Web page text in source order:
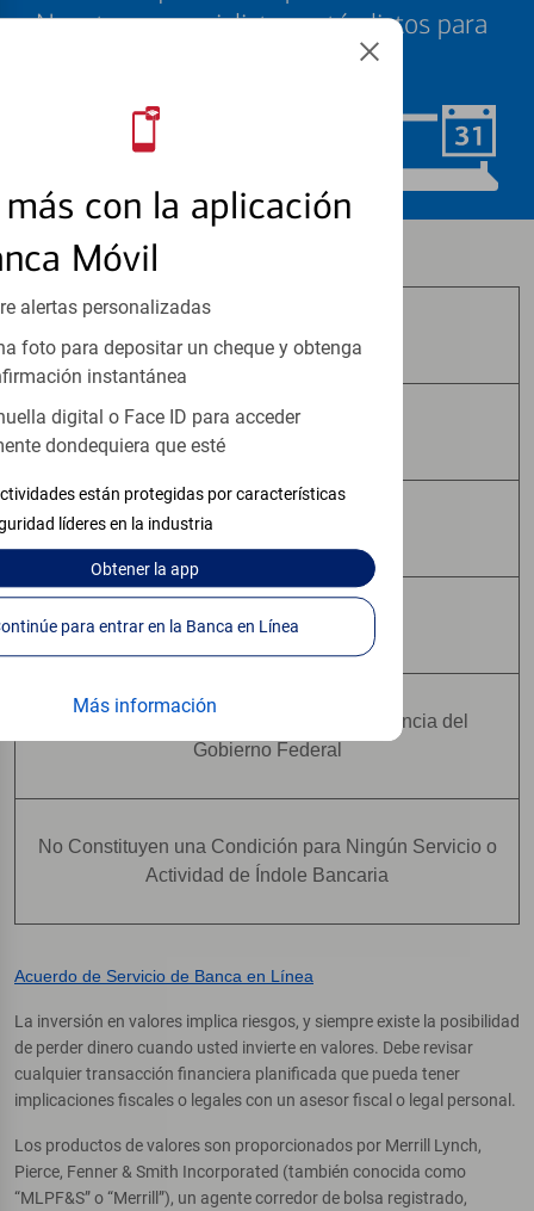
con la aplicación
Móvil
alertas personalizadas
foto para depositar un cheque y obtenga
instantánea
digital o Face ID para acceder
dondequiera que esté
están protegidas por características
líderes en la industria
Obtenerla app
Continúe para entrar en la Banca en Línea
Más información
Nuestros especialistas están listos para
Programar ahora
Los productos de inversión y seguros:
No Tienen Garantía Bancaria
Pueden Perder Valor
No Constituyen Depósitos
No Están Asegurados Por Ninguna Agencia del
Gobierno Federal
No Constituyen una Condición para Ningún Servicio o
Actividad de Índole Bancaria
Acuerdo de Servicio de Banca en Línea
La inversión en valores implica riesgos, y siempre existe la posibilidad
de perder dinero cuando usted invierte en valores. Debe revisar
cualquier transacción financiera planificada que pueda tener
implicaciones fiscales o legales con un asesor fiscal o legal personal.
Los productos de valores son proporcionados por Merrill Lynch,
Pierce, Fenner & Smith Incorporated (también conocida como
“MLPF&S” o “Merrill”), un agente corredor de bolsa registrado,